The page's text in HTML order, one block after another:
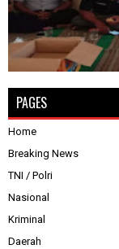
PAGES
Home
Breaking News
TNI / Polri
Nasional
Kriminal
Daerah